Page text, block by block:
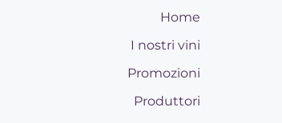
Home
I nostri vini
Promozioni
Produttori